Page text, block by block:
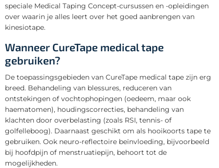
speciale Medical Taping Concept-cursussen en -opleidingen
over waarin je alles leert over het goed aanbrengen van
kinesiotape.
Wanneer CureTape medical tape
gebruiken?
De toepassingsgebieden van CureTape medical tape zijn erg
breed. Behandeling van blessures, reduceren van
ontstekingen of vochtophopingen (oedeem, maar ook
haematomen), houdingscorrecties, behandeling van
klachten door overbelasting (zoals RSI, tennis- of
golfelleboog). Daarnaast geschikt om als hooikoorts tape te
gebruiken. Ook neuro-reflectoire beïnvloeding, bijvoorbeeld
bij hoofdpijn of menstruatiepijn, behoort tot de
mogelijkheden.